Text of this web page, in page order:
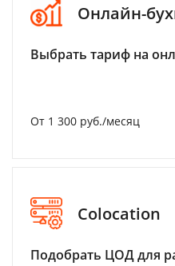
Онлайн-
Выбрать тариф на
От 1 300 руб./месяц
Colocation
Подобрать ЦОД для